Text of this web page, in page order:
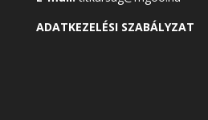
ADATKEZELÉSI SZABÁLYZAT